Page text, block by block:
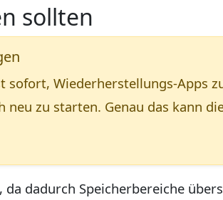
sollten
sofort, Wiederherstellungs-Apps
zu starten. Genau das kann
, da dadurch Speicherbereiche